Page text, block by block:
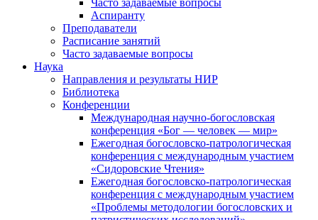
Аспиранту
Преподаватели
Расписание занятий
Часто задаваемые вопросы
Наука
Направления и результаты НИР
Библиотека
Конференции
Международная научно-богословская
конференция «Бог — человек — мир»
Ежегодная богословско-патрологическая
конференция с международным участием
«Сидоровские Чтения»
Ежегодная богословско-патрологическая
конференция с международным участием
«Проблемы методологии богословских и